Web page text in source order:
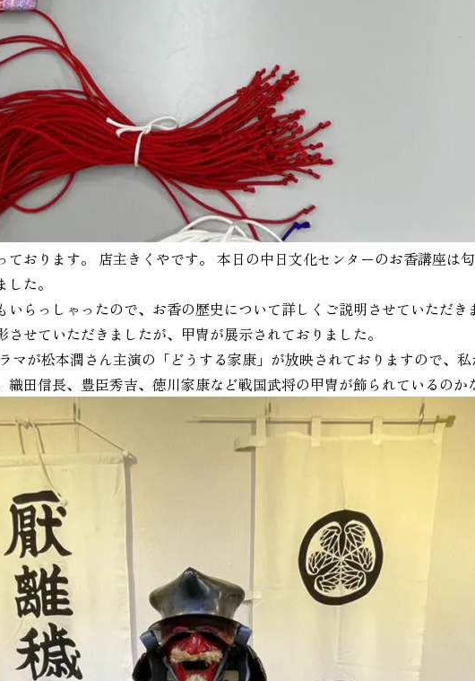
ております。 店主きくやです。 本日の中日文化センターのお香講座は
た。
いらっしゃったので、お香の歴史について詳しくご説明させていただ
させていただきましたが、甲冑が展示されておりました。
マが松本潤さん主演の「どうする家康」が放映されておりますので、
織田信長、豊臣秀吉、徳川家康など戦国武将の甲冑が飾られているのか